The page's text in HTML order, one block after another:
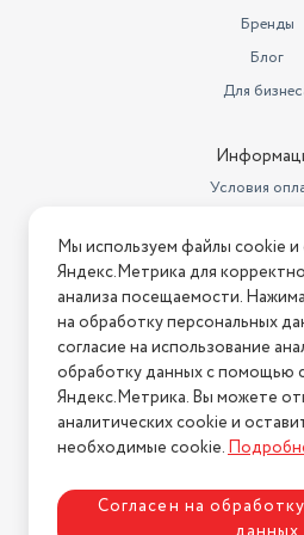
Бренды
Блог
Для
Условия
Условия
Нашли ошибку на сайте?
2026 © Интернет-магазин
Политика
Мы используем файлы cookie и
Яндекс.Метрика для
анализа посещаемости.
на обработку персональных
согласие на использование
обработку данных с помощью
Яндекс.Метрика. Вы можете
аналитических cookie и
необходимые cookie.
Согласен на